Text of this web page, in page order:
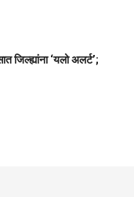
जिल्ह्यांना ‘यलो अलर्ट’;